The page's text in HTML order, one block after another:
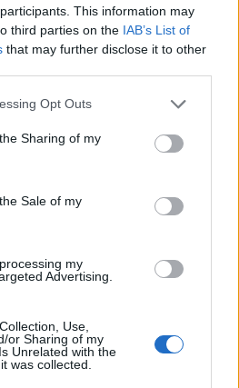
This information may
third parties on the IAB’s List of
that may further disclose it to other
Opt Outs
Sharing of my
Sale of my
my
Advertising.
Use,
or Sharing of my
Unrelated with the
was collected.